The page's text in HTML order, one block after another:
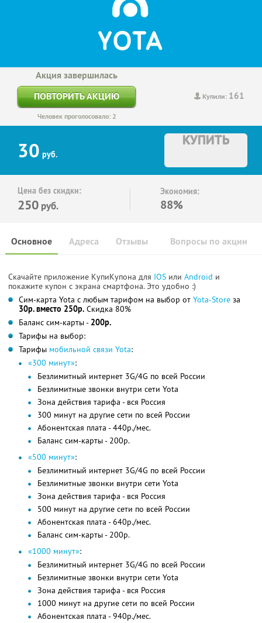
Купили: 161
Акция завершилась
ПОВТОРИТЬ АКЦИЮ
Человек проголосовало: 2
30 руб.
КУПИТЬ
Цена без скидки:
250 руб.
Экономия:
88%
Основное Отзывы Вопросы по акции
Адреса
Скачайте приложение КупиКупона для IOS или Android и
покажите купон с экрана смартфона. Это удобно :)
Сим-карта Yota с любым тарифом на выбор от Yota-Store за
30р. вместо 250р. Скидка 80%
Баланс сим-карты - 200р.
Тарифы на выбор:
Тарифы мобильной связи Yota:
«300 минут»:
Безлимитный интернет 3G/4G по всей России
Безлимитные звонки внутри сети Yota
Зона действия тарифа - вся Россия
300 минут на другие сети по всей России
Абонентская плата - 440р./мес.
Баланс сим-карты - 200р.
«500 минут»:
Безлимитный интернет 3G/4G по всей России
Безлимитные звонки внутри сети Yota
Зона действия тарифа - вся Россия
500 минут на другие сети по всей России
Абонентская плата - 640р./мес.
Баланс сим-карты - 200р.
«1000 минут»:
Безлимитный интернет 3G/4G по всей России
Безлимитные звонки внутри сети Yota
Зона действия тарифа - вся Россия
1000 минут на другие сети по всей России
Абонентская плата - 940р./мес.